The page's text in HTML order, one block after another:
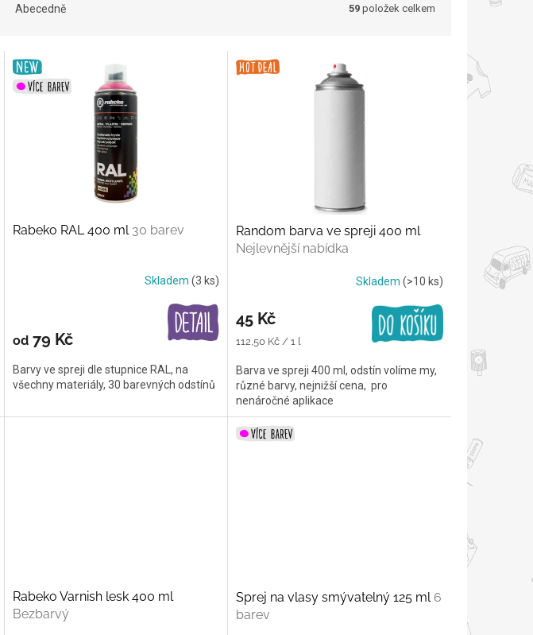
Abecedně 59 položek celkem
Rabeko RAL 400 ml 30 barev
Skladem (3 ks)
od79 Kč
Barvy ve spreji dle stupnice RAL, na
všechny materiály, 30 barevných odstínů
Random barva ve spreji 400 ml
Nejlevnější nabídka
Skladem (>10 ks)
45 Kč
Měrná
112,50 Kč / 1 l
Barva ve spreji 400 ml, odstín volíme my,
různé barvy, nejnižší cena, pro
nenáročné aplikace
Rabeko Varnish lesk 400 ml
Bezbarvý
Sprej na vlasy smývatelný 125 ml 6
barev